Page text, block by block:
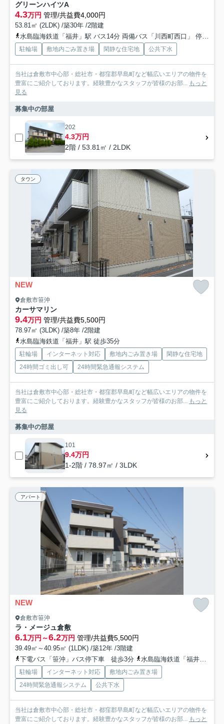
グリーンハイツA
4.3万円 管理/共益費4,000円
53.81㎡ (2LDK) /築30年 /2階建
水島臨海鉄道「福井」駅 バス14分 両備バス「川西町西口」 停歩23分
駐輪場 敷地内ごみ置き場 閑静な住宅地 公共下水
当社は倉敷市中心部・総社市・都窪郡早島町など幅広いエリアの物件を
豊富にご紹介しております。経験豊かなスタッフが皆様のお部... もっと
見る
募集中の部屋
202
4.3万円
2階 / 53.81㎡ / 2LDK
タウン
NEW
倉敷市笹沖
カーサマリン
9.4万円 管理/共益費5,500円
78.97㎡ (3LDK) /築8年 /2階建
水島臨海鉄道「福井」駅 徒歩35分
駐輪場 インターネット対応 敷地内ごみ置き場
閑静な住宅地
24時間ゴミ出し可
24時間緊急通報システム
当社は倉敷市中心部・総社市・都窪郡早島町など幅広いエリアの物件を
豊富にご紹介しております。経験豊かなスタッフが皆様のお部... もっと
見る
募集中の部屋
101
9.4万円
1-2階 / 78.97㎡ / 3LDK
アパート
NEW
倉敷市笹沖
ラ・メージュ倉敷
6.1万円～6.2万円 管理/共益費5,500円
39.49㎡～40.95㎡ (1LDK) /築12年 /3階建
下電バス「笹沖」バス停下車 徒歩3分
水島臨海鉄道「福井」駅 徒歩37分
駐輪場 インターネット対応
敷地内ごみ置き場
24時間緊急通報システム
公共下水
当社は倉敷市中心部・総社市・都窪郡早島町など幅広いエリアの物件を
豊富にご紹介しております。経験豊かなスタッフが皆様のお部... もっと